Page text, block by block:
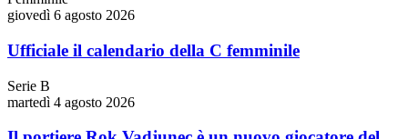
giovedì 6 agosto 2026
Ufficiale il calendario della C femminile
Serie B
martedì 4 agosto 2026